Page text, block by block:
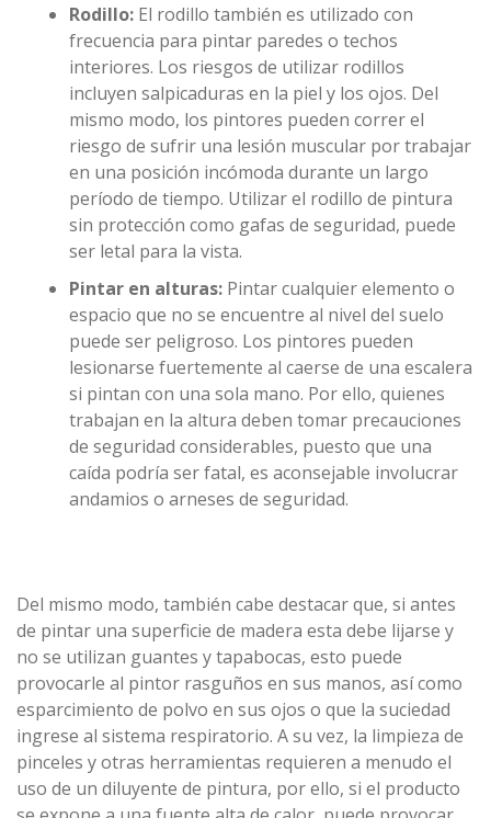
Rodillo: El rodillo también es utilizado con
frecuencia para pintar paredes o techos
interiores. Los riesgos de utilizar rodillos
incluyen salpicaduras en la piel y los ojos. Del
mismo modo, los pintores pueden correr el
riesgo de sufrir una lesión muscular por trabajar
en una posición incómoda durante un largo
período de tiempo. Utilizar el rodillo de pintura
sin protección como gafas de seguridad, puede
ser letal para la vista.
Pintar en alturas: Pintar cualquier elemento o
espacio que no se encuentre al nivel del suelo
puede ser peligroso. Los pintores pueden
lesionarse fuertemente al caerse de una escalera
si pintan con una sola mano. Por ello, quienes
trabajan en la altura deben tomar precauciones
de seguridad considerables, puesto que una
caída podría ser fatal, es aconsejable involucrar
andamios o arneses de seguridad.
Del mismo modo, también cabe destacar que, si antes
de pintar una superficie de madera esta debe lijarse y
no se utilizan guantes y tapabocas, esto puede
provocarle al pintor rasguños en sus manos, así como
esparcimiento de polvo en sus ojos o que la suciedad
ingrese al sistema respiratorio. A su vez, la limpieza de
pinceles y otras herramientas requieren a menudo el
uso de un diluyente de pintura, por ello, si el producto